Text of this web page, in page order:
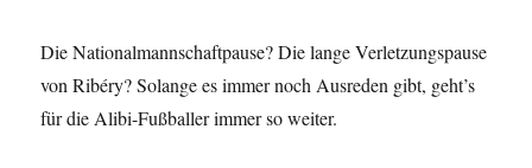
Die Nationalmannschaftpause? Die lange Verletzungspause
von Ribéry? Solange es immer noch Ausreden gibt, geht’s
für die Alibi-Fußballer immer so weiter.